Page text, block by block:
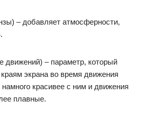
– добавляет атмосферности,
движений) – параметр, который
экрана во время движения
намного красивее с ним и движения
плавные.